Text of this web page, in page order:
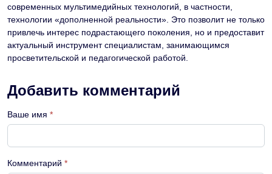
современных мультимедийных технологий, в частности,
технологии «дополненной реальности». Это позволит не только
привлечь интерес подрастающего поколения, но и предоставит
актуальный инструмент специалистам, занимающимся
просветительской и педагогической работой.
Добавить комментарий
Ваше имя *
Комментарий *